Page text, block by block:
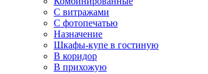
С витражами
С фотопечатью
Назначение
Шкафы-купе в гостиную
В коридор
В прихожую